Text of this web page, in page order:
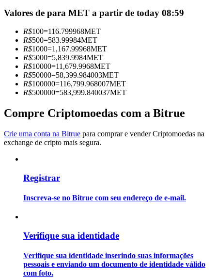
Informação
Análise de big data, incluindo informações comerciais, etc.
Valores de para MET a partir de today 08:59
R$100=116.799968MET
R$500=583.99984MET
R$1000=1,167.99968MET
R$5000=5,839.9984MET
R$10000=11,679.9968MET
R$50000=58,399.984003MET
R$100000=116,799.968007MET
R$500000=583,999.840037MET
Compre Criptomoedas com a Bitrue
Crie uma conta na Bitrue para comprar e vender Criptomoedas na
exchange de cripto mais segura.
Registrar
Inscreva-se no Bitrue com seu endereço de e-mail.
Verifique sua identidade
Verifique sua identidade inserindo suas informações
pessoais e enviando um documento de identidade válido
com foto.